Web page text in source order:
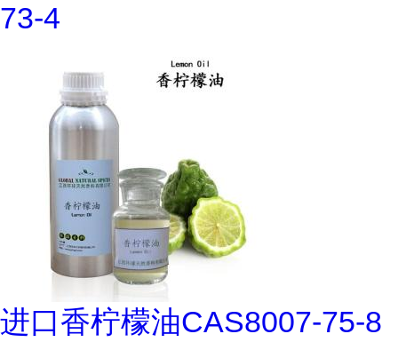
73-4
进口香柠檬油CAS8007-75-8